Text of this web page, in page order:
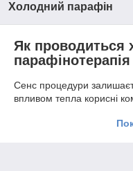
Холодний парафін
Як проводиться
парафінотерапія
Сенс процедури
впливом тепла корисні
декількох хвилин. Тому